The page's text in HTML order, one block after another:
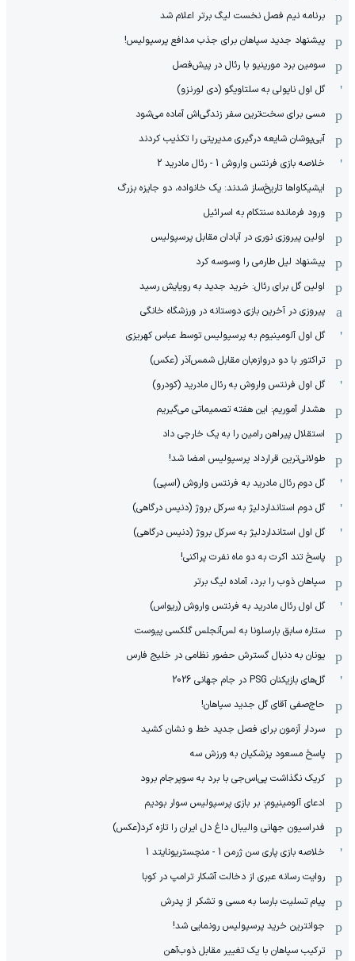
برنامه نیم فصل نخست لیگ برتر اعلام شد
پیشنهاد جدید سپاهان برای جذب مدافع پرسپولیس!
سومین برد مورینیو با رئال در پیش‌فصل
گل اول ناپولی به سلتاویگو (دی لورنزو)
مسی برای سخت‌ترین سفر زندگی‌اش آماده می‌شود
آبی‌پوشان شایعه درگیری مدیریتی را تکذیب کردند
خلاصه بازی فرنتس واروش 1 - رئال مادرید 2
ایشیکاوا‌ها تاریخ‌ساز شدند: یک خانواده، دو جایزه بزرگ
ورود فرمانده سنتکام به اسرائیل
اولین پیروزی نوری در آبادان مقابل پرسپولیس
پیشنهاد لیل طارمی را وسوسه کرد
اولین گل برای رئال: خرید جدید به رویایش رسید
پیروزی در آخرین بازی دوستانه در ورزشگاه خانگی
گل اول آلومینیوم به پرسپولیس توسط عباس کهریزی
تراکتور با دو دروازه‌بان مقابل شمس‌آذر (عکس)
گل اول فرنتس واروش به رئال مادرید (کودرو)
هشدار آموریم: این هفته تصمیماتی می‌گیریم
استقلال پیراهن رامین را به یک خارجی داد
طولانی‌ترین قرارداد پرسپولیس امضا شد!
گل دوم رئال مادرید به فرنتس واروش (اسپی)
گل دوم استانداردلیژ به سرکل بروژ (دنیس درگاهی)
گل اول استانداردلیژ به سرکل بروژ (دنیس درگاهی)
پاسخ تند اکرت به دو ماه نفرت پراکنی!
سپاهان ذوب را برد، آماده لیگ برتر
گل اول رئال مادرید به فرنتس واروش (ریواس)
ستاره سابق بارسلونا به لس‌آنجلس گلکسی پیوست
یونان به دنبال گسترش حضور نظامی در خلیج فارس
گل‌های بازیکنان PSG در جام جهانی 2026
حاج‌صفی آقای گل جدید سپاهان!
سردار آزمون برای فصل جدید خط و نشان کشید
پاسخ مسعود پزشکیان به ورزش سه
کریک نگذاشت پی‌اس‌جی با برد به سوپرجام برود
ادعای آلومینیوم: بر بازی پرسپولیس سوار بودیم
فدراسیون جهانی والیبال داغ دل ایران را تازه کرد(عکس)
خلاصه بازی پاری سن ژرمن 1 - منچستریونایتد 1
روایت رسانه عبری از دخالت آشکار ترامپ در کوبا
پیام تسلیت بارسا به مسی و تشکر از پدرش
جوانترین خرید پرسپولیس رونمایی شد!
ترکیب سپاهان با یک تغییر مقابل ذوب‌آهن